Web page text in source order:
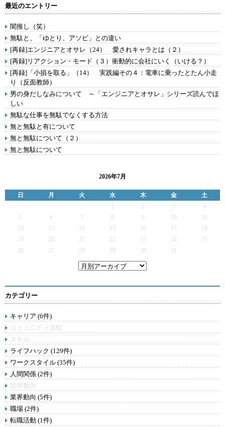
最近のエントリー
闇推し（笑）
無駄と、「ゆとり、アソビ」との違い
[再録]エンジニアとオサレ（24） 愛されキャラとは（２）
[再録]リアクション・モード（３）衝動的に会社にいく（いける？）
[再録]「小損を取る」（14） 実践編その４：電車に乗ったとたん小走
り（反面教師）
男の身だしなみについて ～「エンジニアとオサレ」シリーズ読んでほ
しい
無駄な仕事を無駄でなくする方法
無と無駄と有について
無と無駄について（２）
無と無駄について
2026年7月
日 月 火 水 木 金
土
2 3
4
5
6 7 9
12
13 14 15 16 17
19
20 21 22 23 24
25
26
27 28 29 30 31
カテゴリー
キャリア (6件)
コミュニティ活動
スキル
ライフハック (129件)
ワークスタイル (35件)
人間関係 (2件)
技術動向
業界動向 (5件)
職場 (2件)
転職活動 (1件)